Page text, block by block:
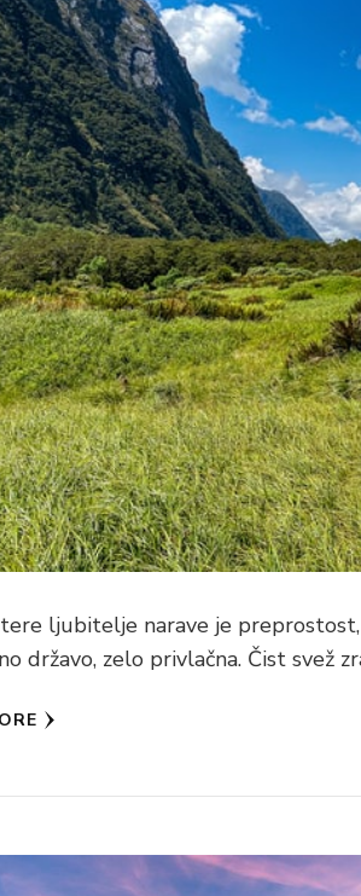
ljubitelje narave je
državo, zelo privlačna. Čist svež